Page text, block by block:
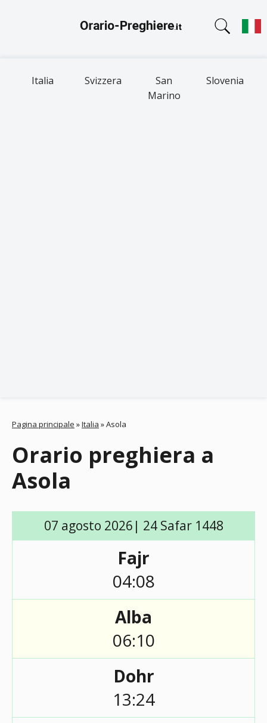
Italia Svizzera
San
Marino
Slovenia
Pagina principale »Italia »Asola
Orario preghiera a
Asola
07 agosto 2026| 24 Safar 1448
Fajr
04:08
Alba
06:10
Dohr
13:24